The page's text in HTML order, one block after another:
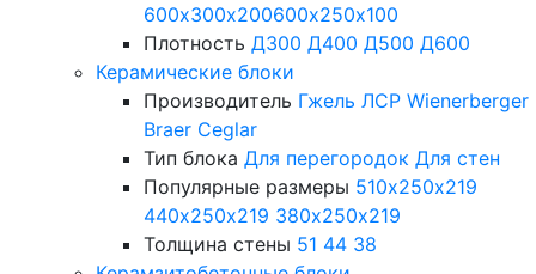
600х300х200600х250х100
Плотность Д300 Д400 Д500 Д600
Керамические блоки
Производитель Гжель ЛСР Wienerberger
Braer Ceglar
Тип блока Для перегородок Для стен
Популярные размеры 510х250х219
440х250х219 380х250х219
Толщина стены 51 44 38